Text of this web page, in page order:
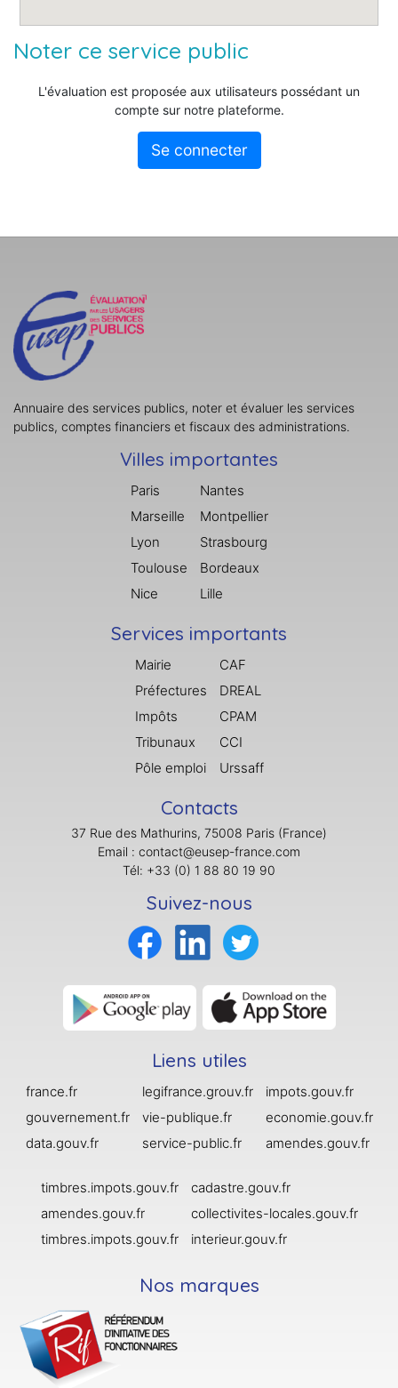
Noter ce service public
L'évaluation est proposée aux utilisateurs possédant un
compte sur notre plateforme.
Se connecter
Annuaire des services publics, noter et évaluer les services
publics, comptes financiers et fiscaux des administrations.
Villes importantes
Paris
Marseille
Lyon
Toulouse
Nice
Nantes
Montpellier
Strasbourg
Bordeaux
Lille
Services importants
Mairie
Préfectures
Impôts
Tribunaux
Pôle emploi
CAF
DREAL
CPAM
CCI
Urssaff
Contacts
37 Rue des Mathurins, 75008 Paris (France)
Email : contact@eusep-france.com
Tél: +33 (0) 1 88 80 19 90
Suivez-nous
Liens utiles
france.fr
gouvernement.fr
data.gouv.fr
legifrance.grouv.fr
vie-publique.fr
service-public.fr
impots.gouv.fr
economie.gouv.fr
amendes.gouv.fr
timbres.impots.gouv.fr
amendes.gouv.fr
timbres.impots.gouv.fr
cadastre.gouv.fr
collectivites-locales.gouv.fr
interieur.gouv.fr
Nos marques